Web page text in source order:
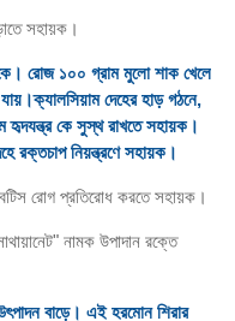
সহায়ক।
রোজ ১০০ গ্রাম মুলো শাক খেলে
দেহের হাড় গঠনে,
হৃদযন্ত্র কে সুস্থ রাখতে সহায়ক।
রক্তচাপ নিয়ন্ত্রণে সহায়ক।
রোগ প্রতিরোধ করতে সহায়ক।
" নামক উপাদান রক্তে
বাড়ে। এই হরমোন শিরার